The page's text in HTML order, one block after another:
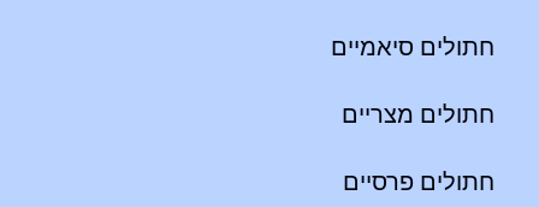
חתולים סיאמיים
חתולים מצריים
חתולים פרסיים